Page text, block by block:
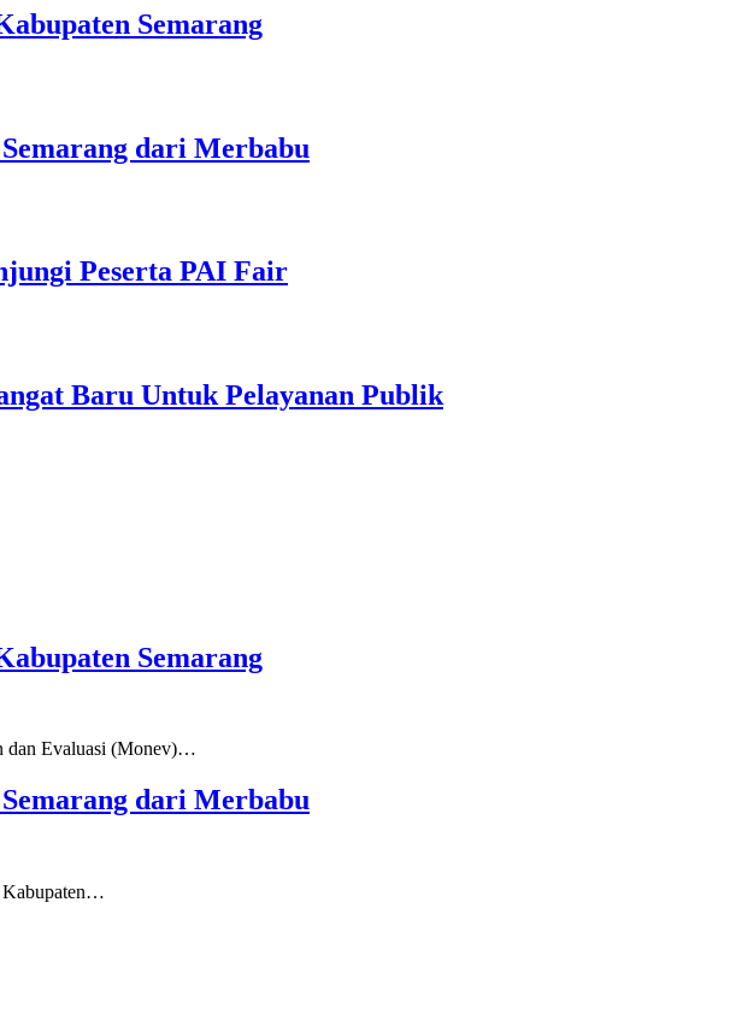
Semarang
dari Merbabu
Peserta PAI Fair
Baru Untuk Pelayanan Publik
Semarang
dan Evaluasi (Monev)…
dari Merbabu
Kabupaten…